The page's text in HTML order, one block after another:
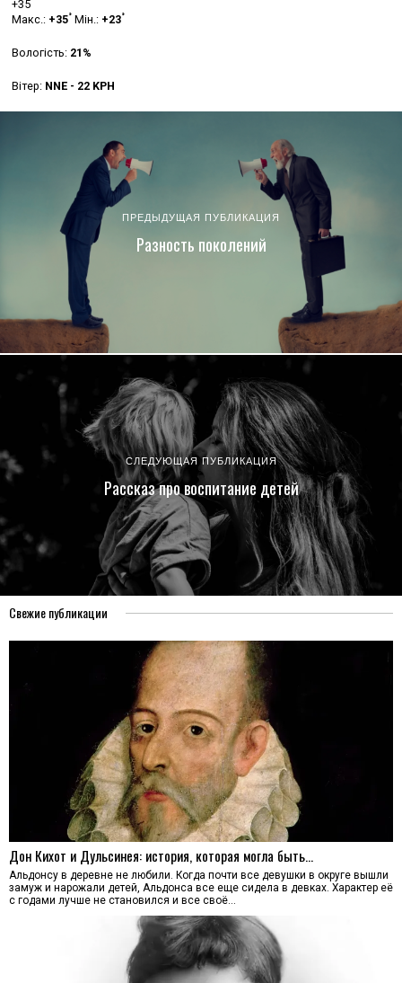
+35
Макс.: +35° Мін.: +23°
Вологість: 21%
Вітер: NNE - 22 KPH
ПРЕДЫДУЩАЯ ПУБЛИКАЦИЯ
Разность поколений
СЛЕДУЮЩАЯ ПУБЛИКАЦИЯ
Расcказ про воспитание детeй
Свежие публикации
Дон Кихот и Дульсинея: история, которая могла быть…
Альдонсу в деревне не любили. Когда почти все девушки в округе вышли
замуж и нарожали детей, Альдонса все еще сидела в девках. Характер её
с годами лучше не становился и все своё…